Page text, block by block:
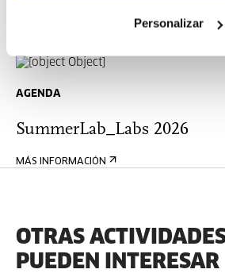
Personalizar
AGENDA
SummerLab_Labs 2026
MÁS INFORMACIÓN
OTRAS
PUEDEN INTERESAR